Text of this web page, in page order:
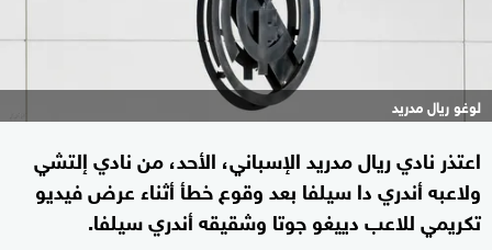
لوغو ريال مدريد
اعتذر نادي ريال مدريد الإسباني، الأحد، من نادي إلتشي
ولاعبه أندري دا سيلفا بعد وقوع خطأ أثناء عرض فيديو
تكريمي للاعب دييغو جوتا وشقيقه أندري سيلفا.